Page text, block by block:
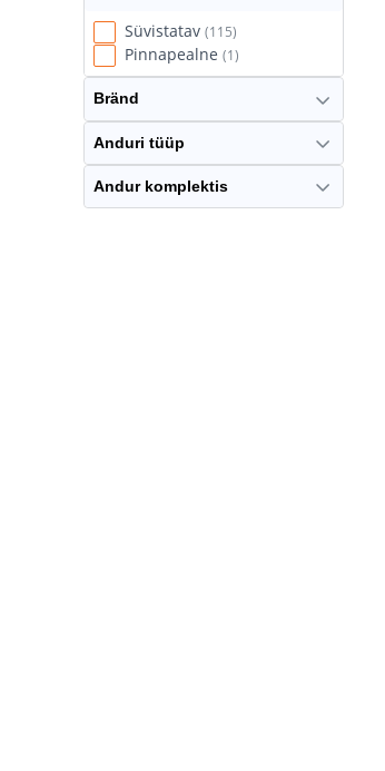
Süvistatav (115)
Pinnapealne (1)
Bränd
Anduri tüüp
Andur komplektis